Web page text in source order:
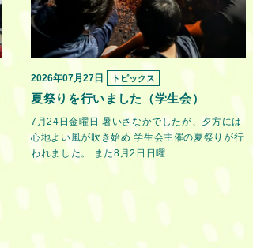
2026年07月27日 トピックス
夏祭りを行いました（学生会）
7月24日金曜日 暑いさなかでしたが、夕方には
心地よい風が吹き始め 学生会主催の夏祭りが行
われました。 また8月2日日曜...